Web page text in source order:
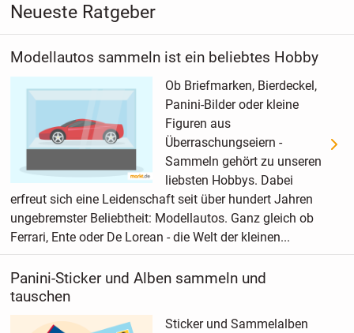
Neueste Ratgeber
Modellautos sammeln ist ein beliebtes Hobby
Ob Briefmarken, Bierdeckel,
Panini-Bilder oder kleine
Figuren aus
Überraschungseiern -
Sammeln gehört zu unseren
liebsten Hobbys. Dabei
erfreut sich eine Leidenschaft seit über hundert Jahren
ungebremster Beliebtheit: Modellautos. Ganz gleich ob
Ferrari, Ente oder De Lorean - die Welt der kleinen...
Panini-Sticker und Alben sammeln und
tauschen
Sticker und Sammelalben